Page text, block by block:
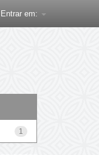
Entrar em:
1